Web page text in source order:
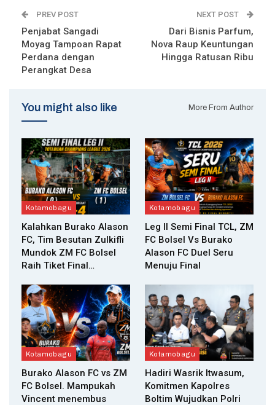
PREV POST
Penjabat Sangadi
Moyag Tampoan Rapat
Perdana dengan
Perangkat Desa
NEXT POST
Dari Bisnis Parfum,
Nova Raup Keuntungan
Hingga Ratusan Ribu
You might also like More From Author
Kotamobagu
Kalahkan Burako Alason
FC, Tim Besutan Zulkifli
Mundok ZM FC Bolsel
Raih Tiket Final…
Kotamobagu
Leg II Semi Final TCL, ZM
FC Bolsel Vs Burako
Alason FC Duel Seru
Menuju Final
Kotamobagu
Burako Alason FC vs ZM
FC Bolsel. Mampukah
Vincent menembus
Kotamobagu
Hadiri Wasrik Itwasum,
Komitmen Kapolres
Boltim Wujudkan Polri